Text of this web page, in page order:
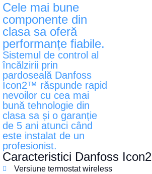
Cele mai bune
componente din
clasa sa oferă
performanțe fiabile.
Sistemul de control al
încălzirii prin
pardoseală Danfoss
Icon2™ răspunde rapid
nevoilor cu cea mai
bună tehnologie din
clasa sa și o garanție
de 5 ani atunci când
este instalat de un
profesionist.
Caracteristici Danfoss Icon2
Versiune termostat wireless